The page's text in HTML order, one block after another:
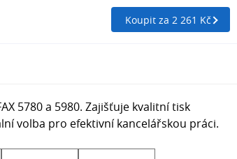
Koupit za 2 261 Kč
5780 a 5980. Zajišťuje kvalitní tisk
volba pro efektivní kancelářskou práci.